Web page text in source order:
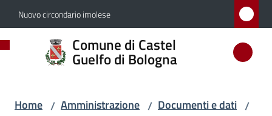
Vai al contenuto
Vai alla navigazione
Vai al footer
Nuovo circondario imolese
Comune di Castel
Guelfo di Bologna
Comune
di
Home / Amministrazione / Documenti e dati /